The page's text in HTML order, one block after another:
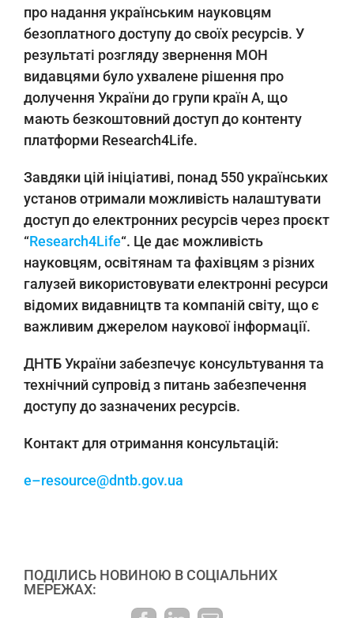
про надання українським науковцям
безоплатного доступу до своїх ресурсів. У
результаті розгляду звернення МОН
видавцями було ухвалене рішення про
долучення України до групи країн А, що
мають безкоштовний доступ до контенту
платформи Research4Life.
Завдяки цій ініціативі, понад 550 українських
установ отримали можливість налаштувати
доступ до електронних ресурсів через проєкт
“Research4Life“. Це дає можливість
науковцям, освітянам та фахівцям з різних
галузей використовувати електронні ресурси
відомих видавництв та компаній світу, що є
важливим джерелом наукової інформації.
ДНТБ України забезпечує консультування та
технічний супровід з питань забезпечення
доступу до зазначених ресурсів.
Контакт для отримання консультацій:
e–resource@dntb.gov.ua
ПОДІЛИСЬ НОВИНОЮ В СОЦІАЛЬНИХ
МЕРЕЖАХ: